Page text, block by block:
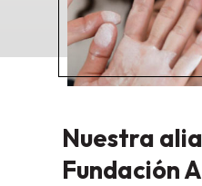
Nuestra
Fundación